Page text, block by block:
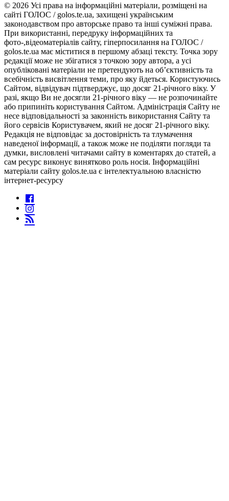
© 2026 Усі права на інформаційні матеріали, розміщені на
сайті ГОЛОС / golos.te.ua, захищені українським
законодавством про авторське право та інші суміжні права.
При використанні, передруку інформаційних та
фото-,відеоматеріалів сайту, гіперпосилання на ГОЛОС /
golos.te.ua має міститися в першому абзаці тексту. Точка зору
редакції може не збігатися з точкою зору автора, а усі
опубліковані матеріали не претендують на об’єктивність та
всебічність висвітлення теми, про яку йдеться. Користуючись
Сайтом, відвідувач підтверджує, що досяг 21-річного віку. У
разі, якщо Ви не досягли 21-річного віку — не розпочинайте
або припиніть користування Сайтом. Адміністрація Сайту не
несе відповідальності за законність використання Сайту та
його сервісів Користувачем, який не досяг 21-річного віку.
Редакція не відповідає за достовірність та тлумачення
наведеної інформації, а також може не поділяти погляди та
думки, висловлені читачами сайту в коментарях до статей, а
сам ресурс виконує винятково роль носія. Інформаційні
матеріали сайту golos.te.ua є інтелектуальною власністю
інтернет-ресурсу